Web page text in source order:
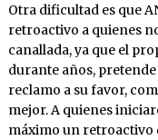
Otra dificultad es que
retroactivo a quienes
canallada, ya que el
durante años,
reclamo a su favor,
mejor. A quienes
máximo un retroactivo